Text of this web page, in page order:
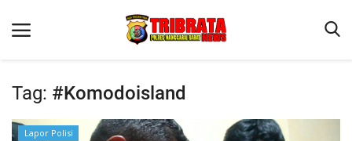
Beranda
Tag: #Komodoisland
Lapor Polisi